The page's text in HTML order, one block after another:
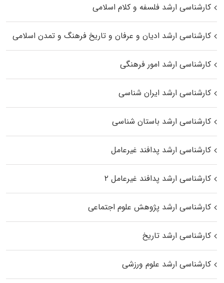
کارشناسی ارشد فلسفه و کلام اسلامی
کارشناسی ارشد ادیان و عرفان و تاریخ فرهنگ و تمدن اسلامی
کارشناسی ارشد امور فرهنگی
کارشناسی ارشد ایران شناسی
کارشناسی ارشد باستان شناسی
کارشناسی ارشد پدافند غیرعامل
کارشناسی ارشد پدافند غیرعامل ۲
کارشناسی ارشد پژوهش علوم اجتماعی
کارشناسی ارشد تاریخ
کارشناسی ارشد علوم ورزشی